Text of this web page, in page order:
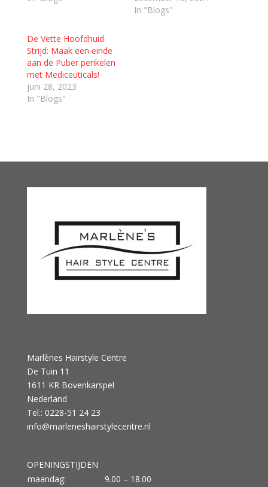
In "Blogs"
De Vette Hoofdhuid
Strijd: Maak een einde
aan de Puber perikelen
met Mediceuticals!
juni 28, 2023
In "Blogs"
Marlènes Hairstyle Centre
De Tuin 11
1611 KR Bovenkarspel
Nederland
Tel.: 0228-51 24 23
info@marleneshairstylecentre.nl
OPENINGSTIJDEN
maandag:
9.00 – 18.00